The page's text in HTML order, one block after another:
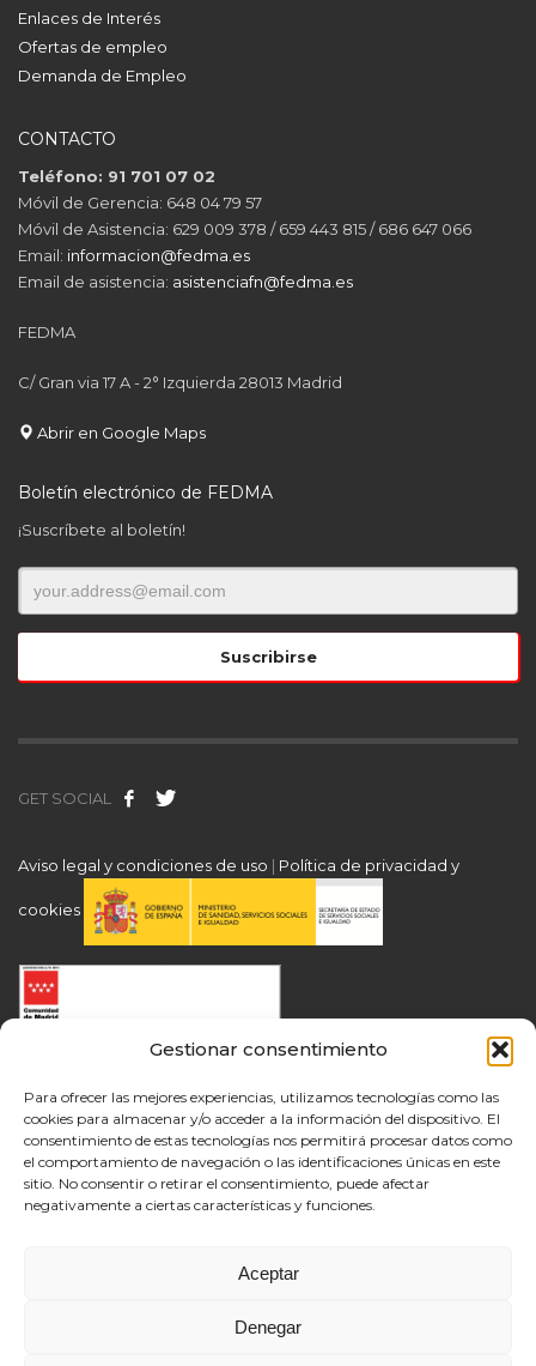
Gestionar consentimiento
Para ofrecer las mejores experiencias, utilizamos tecnologías como las
cookies para almacenar y/o acceder a la información del dispositivo. El
consentimiento de estas tecnologías nos permitirá procesar datos como
el comportamiento de navegación o las identificaciones únicas en este
sitio. No consentir o retirar el consentimiento, puede afectar
negativamente a ciertas características y funciones.
Aceptar
Denegar
Enlaces de Interés
Ofertas de empleo
Demanda de Empleo
CONTACTO
Teléfono: 91 701 07 02
Móvil de Gerencia: 648 04 79 57
Móvil de Asistencia: 629 009 378 / 659 443 815 / 686 647 066
Email: informacion@fedma.es
Email de asistencia: asistenciafn@fedma.es
FEDMA
C/ Gran via 17 A - 2° Izquierda 28013 Madrid
Abrir en Google Maps
Boletín electrónico de FEDMA
¡Suscríbete al boletín!
GET SOCIAL
Aviso legal y condiciones de uso | Política de privacidad y
cookies